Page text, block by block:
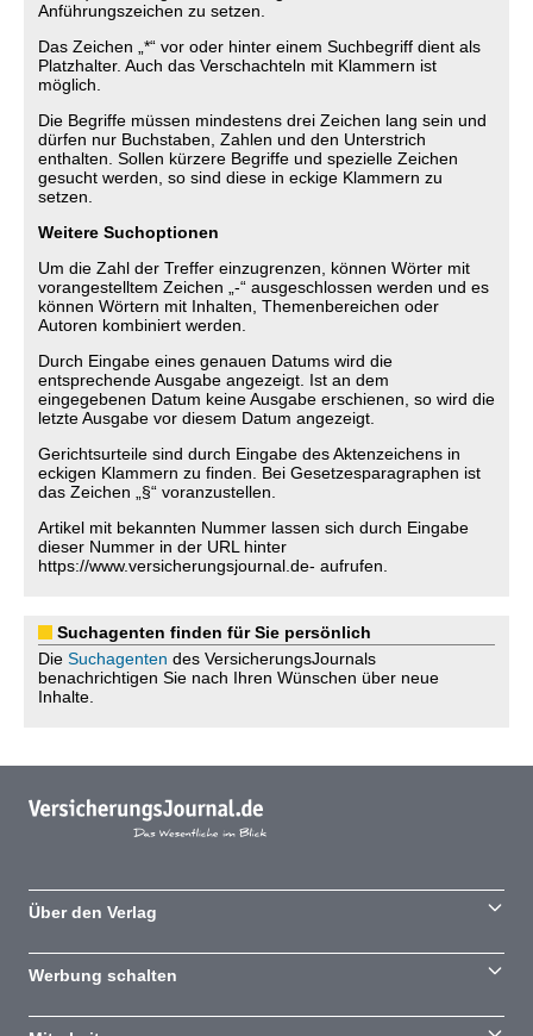
Anführungszeichen zu setzen.
Das Zeichen „*“ vor oder hinter einem Suchbegriff dient als
Platzhalter. Auch das Verschachteln mit Klammern ist
möglich.
Die Begriffe müssen mindestens drei Zeichen lang sein und
dürfen nur Buchstaben, Zahlen und den Unterstrich
enthalten. Sollen kürzere Begriffe und spezielle Zeichen
gesucht werden, so sind diese in eckige Klammern zu
setzen.
Weitere Suchoptionen
Um die Zahl der Treffer einzugrenzen, können Wörter mit
vorangestelltem Zeichen „-“ ausgeschlossen werden und es
können Wörtern mit Inhalten, Themenbereichen oder
Autoren kombiniert werden.
Durch Eingabe eines genauen Datums wird die
entsprechende Ausgabe angezeigt. Ist an dem
eingegebenen Datum keine Ausgabe erschienen, so wird die
letzte Ausgabe vor diesem Datum angezeigt.
Gerichtsurteile sind durch Eingabe des Aktenzeichens in
eckigen Klammern zu finden. Bei Gesetzesparagraphen ist
das Zeichen „§“ voranzustellen.
Artikel mit bekannten Nummer lassen sich durch Eingabe
dieser Nummer in der URL hinter
https://www.versicherungsjournal.de- aufrufen.
Suchagenten finden für Sie persönlich
Die Suchagenten des VersicherungsJournals
benachrichtigen Sie nach Ihren Wünschen über neue
Inhalte.
Über den Verlag
Werbung schalten